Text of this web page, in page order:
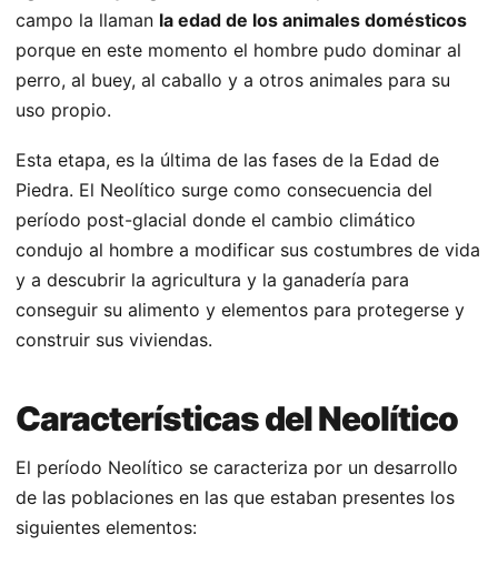
campo la llaman la edad de los animales domésticos
porque en este momento el hombre pudo dominar al
perro, al buey, al caballo y a otros animales para su
uso propio.
Esta etapa, es la última de las fases de la Edad de
Piedra. El Neolítico surge como consecuencia del
período post-glacial donde el cambio climático
condujo al hombre a modificar sus costumbres de vida
y a descubrir la agricultura y la ganadería para
conseguir su alimento y elementos para protegerse y
construir sus viviendas.
Características del Neolítico
El período Neolítico se caracteriza por un desarrollo
de las poblaciones en las que estaban presentes los
siguientes elementos: